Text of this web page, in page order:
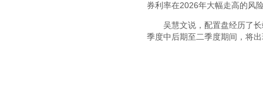
券利率在2026年大幅走高的风
吴慧文说，配置盘经历了
季度中后期至二季度期间，将